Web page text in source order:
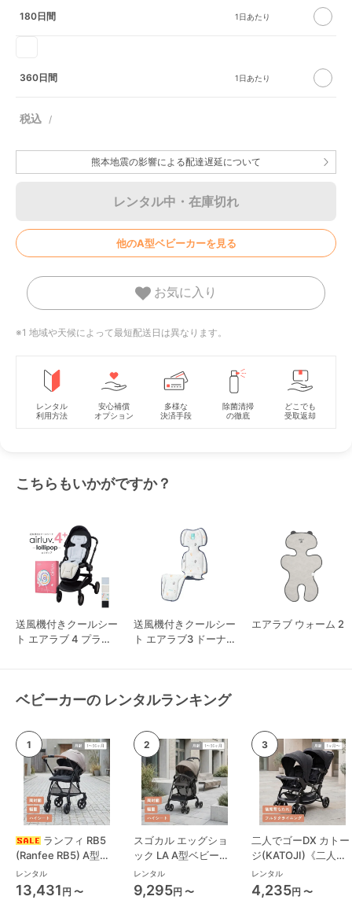
180日間
360日間
熊本地震の影響による配達遅延について
レンタル中・在庫切れ
他のA型ベビーカーを見る
お気に入り
※1 地域や天候によって最短配送日は異なります。
レンタル
利用方法
安心補償
オプション
多様な
決済手段
除菌清掃
の徹底
どこでも
受取返却
こちらもいかがですか？
送風機付きクールシー
ト エアラブ 4 プラス
送風機付きクールシー
ト エアラブ3 ドーナ
エアラブ ウォーム 2
ベビーカーの レンタルランキング
ランフィ RB5
(Ranfee RB5) A型ベ
ビーカー ピジョン
(pigeon)
レンタル
13,431 円 〜
スゴカル エッグショ
ック LA A型ベビーカ
ー コンビ(Combi)
レンタル
9,295円 〜
二人でゴーDX カトー
ジ(KATOJI)《二人乗
り》 二人乗り/双子用
ベビーカー
レンタル
4,235円 〜